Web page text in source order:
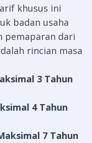
khusus ini
badan usaha
pemaparan dari
rincian masa
3 Tahun
4 Tahun
7 Tahun